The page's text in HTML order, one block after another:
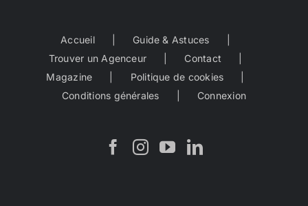
Accueil
Guide & Astuces
Trouver un Agenceur
Contact
Magazine
Politique de cookies
Conditions générales
Connexion